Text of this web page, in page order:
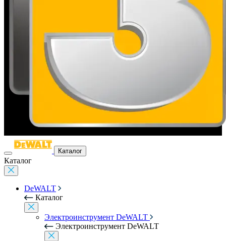
Каталог
Каталог
DeWALT
Каталог
Электроинструмент DeWALT
Электроинструмент DeWALT